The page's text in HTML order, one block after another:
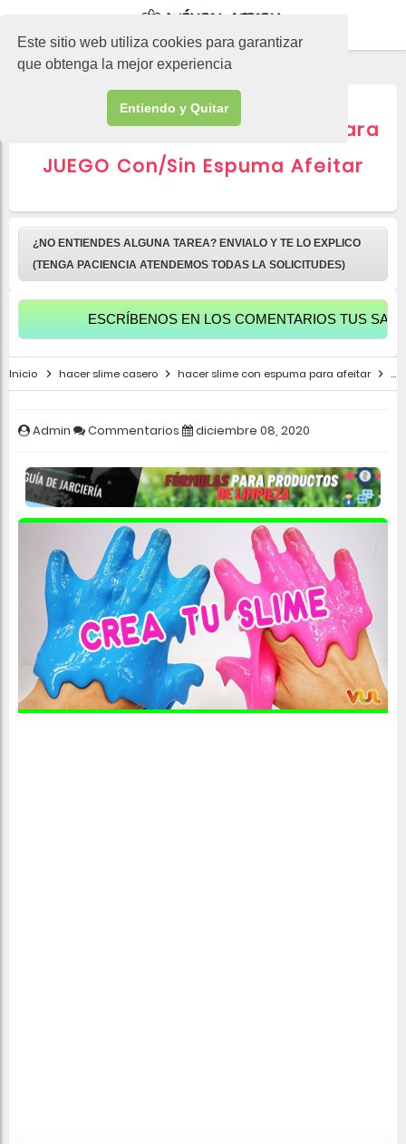
Este sitio web utiliza cookies para garantizar
que obtenga la mejor experiencia
Entiendo y Quitar
Hacer SLIME FÁCIL en casa para
JUEGO Con/Sin Espuma Afeitar
¿NO ENTIENDES ALGUNA TAREA? ENVIALO Y TE LO EXPLICO
(TENGA PACIENCIA ATENDEMOS TODAS LA SOLICITUDES)
ESCRÍBENOS EN LOS COMENTARIOS TUS
Inicio hacer slime casero hacer slime con espuma para afeitar
Admin Commentarios diciembre 08, 2020